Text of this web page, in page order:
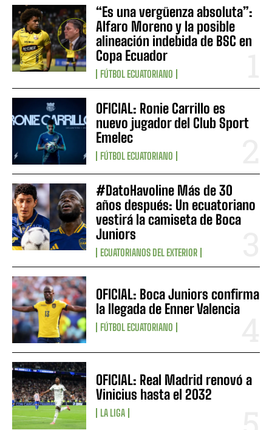
“Es una vergüenza absoluta”:
Alfaro Moreno y la posible
alineación indebida de BSC en
Copa Ecuador
FÚTBOL ECUATORIANO
OFICIAL: Ronie Carrillo es
nuevo jugador del Club Sport
Emelec
FÚTBOL ECUATORIANO
#DatoHavoline Más de 30
años después: Un ecuatoriano
vestirá la camiseta de Boca
Juniors
ECUATORIANOS DEL EXTERIOR
OFICIAL: Boca Juniors confirma
la llegada de Enner Valencia
FÚTBOL ECUATORIANO
OFICIAL: Real Madrid renovó a
Vinicius hasta el 2032
LA LIGA